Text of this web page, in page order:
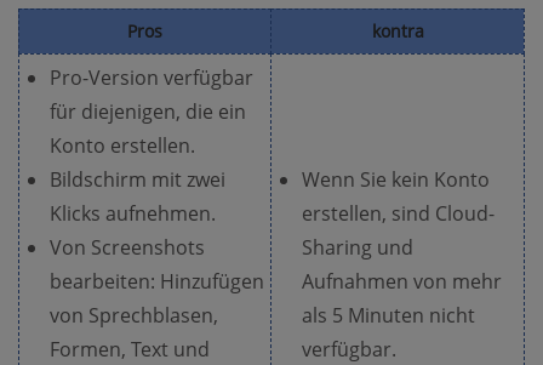
Pros kontra
Pro-Version verfügbar
für diejenigen, die ein
Konto erstellen.
Bildschirm mit zwei
Klicks aufnehmen.
Von Screenshots
bearbeiten: Hinzufügen
von Sprechblasen,
Formen, Text und
Wenn Sie kein Konto
erstellen, sind Cloud-
Sharing und
Aufnahmen von mehr
als 5 Minuten nicht
verfügbar.